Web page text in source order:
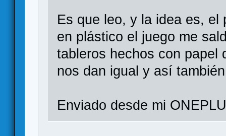
Es que leo, y la idea es, el
en plástico el juego me
tableros hechos con papel
nos dan igual y así
Enviado desde mi